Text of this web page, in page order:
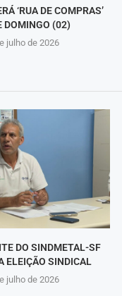
‘RUA DE COMPRAS’
DOMINGO (02)
julho de 2026
DO SINDMETAL-SF
ELEIÇÃO SINDICAL
julho de 2026